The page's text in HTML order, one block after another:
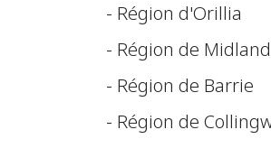
- Région d'Orillia
- Région de
- Région de Barrie
- Région de